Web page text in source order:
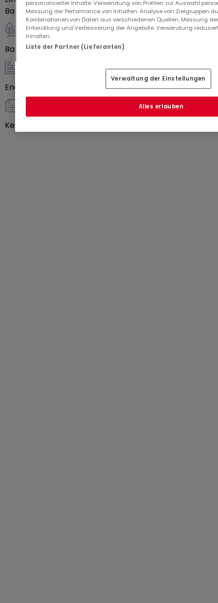
Badezimmer 1
Außenbereich
BalkonJa
Energieeffizienzklasse
sonstiges
Keller
personalisierter Inhalte. Verwendung von Profilen zur Auswahl
Messung der Performance von Inhalten. Analyse von Zielgruppen
Kombinationen von Daten aus verschiedenen Quellen. Messung
Entwicklung und Verbesserung der Angebote. Verwendung
Inhalten.
Liste der Partner (Lieferanten)
Verwaltung der Einstellungen
Alles erlauben